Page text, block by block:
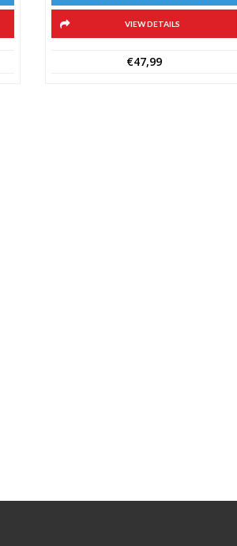
VIEW DETAILS
€47,99